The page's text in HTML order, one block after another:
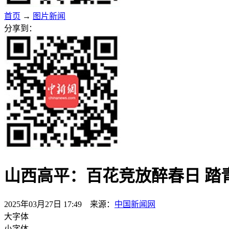
首页 → 图片新闻
分享到：
山西高平：百花竞放醉春日 踏
2025年03月27日 17:49 来源： 中国新闻网
大字体